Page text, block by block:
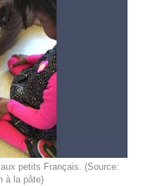
petits Français. (Source:
à la pâte)